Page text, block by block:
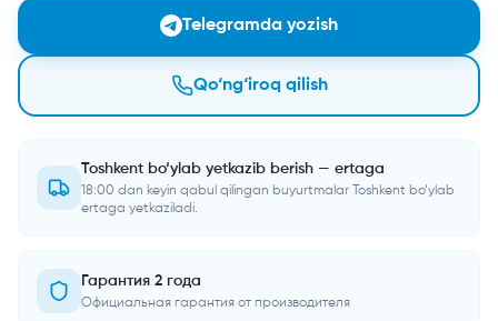
Telegramda yozish
Qo‘ng‘iroq qilish
Toshkent bo‘ylab yetkazib berish — ertaga
18:00 dan keyin qabul qilingan buyurtmalar Toshkent bo‘ylab
ertaga yetkaziladi.
Гарантия 2 года
Официальная гарантия от производителя